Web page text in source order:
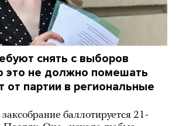
снять с выборов
это не должно помешать
от партии в региональные
баллотируется 21-